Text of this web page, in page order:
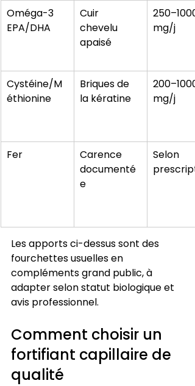
Oméga-3
EPA/DHA
Cuir
chevelu
apaisé
250–1000
mg/j
Cystéine/M
éthionine
Briques de
la kératine
200–1000
mg/j
Fer
Carence
documenté
e
Selon
Les apports ci-dessus sont des
fourchettes usuelles en
compléments grand public, à
adapter selon statut biologique et
avis professionnel.
Comment choisir un
fortifiant capillaire de
qualité